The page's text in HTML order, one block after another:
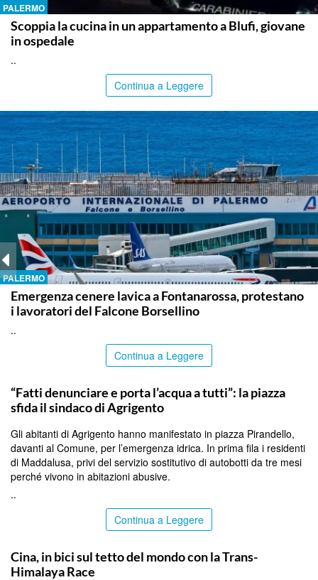
PALERMO
Scoppia la cucina in un appartamento a Blufi, giovane
in ospedale
..
Continua a Leggere
PALERMO
Emergenza cenere lavica a Fontanarossa, protestano
i lavoratori del Falcone Borsellino
..
Continua a Leggere
“Fatti denunciare e porta l’acqua a tutti”: la piazza
sfida il sindaco di Agrigento
Gli abitanti di Agrigento hanno manifestato in piazza Pirandello,
davanti al Comune, per l’emergenza idrica. In prima fila i residenti
di Maddalusa, privi del servizio sostitutivo di autobotti da tre mesi
perché vivono in abitazioni abusive.
..
Continua a Leggere
Cina, in bici sul tetto del mondo con la Trans-
Himalaya Race